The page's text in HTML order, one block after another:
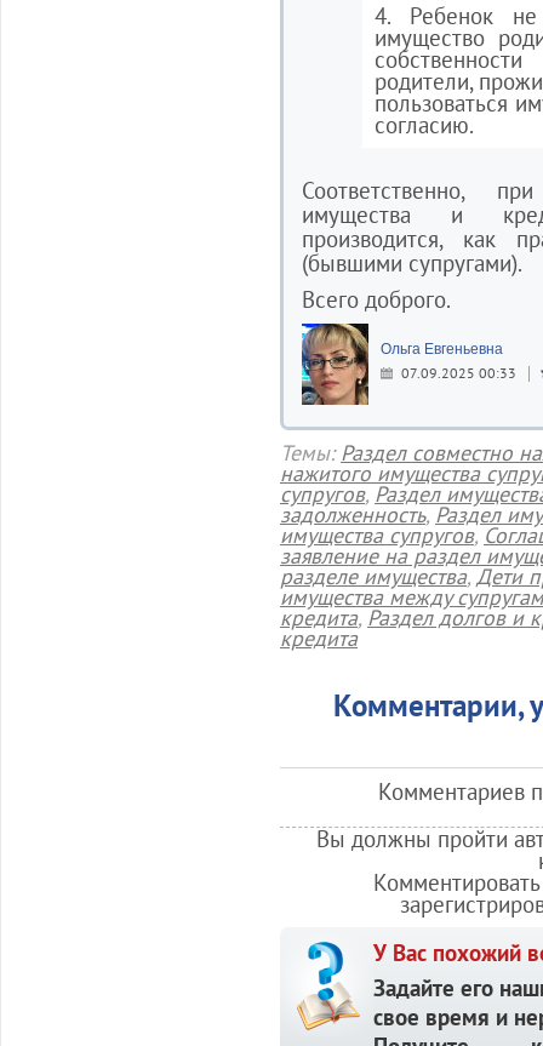
4. Ребенок не
имущество
родители,
пользоваться
согласию.
Соответственно,
имущества и
производится, как
(бывшими супругами).
Всего доброго.
Ольга Евгеньевна
07.09.2025 00:33
Темы:Раздел совместно
нажитого имущества
супругов, Раздел
задолженность, Раздел
имущества супругов,
заявление на раздел
разделе имущества, Дети
имущества между
кредита, Раздел долгов и
кредита
Комментарии,
Комментариев
Вы должны пройти
У Вас похожий
Задайте его
свое время и